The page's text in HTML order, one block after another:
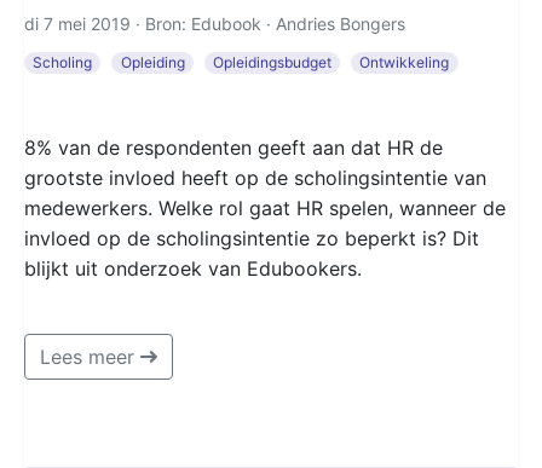
di 7 mei 2019 · Bron: Edubook · Andries Bongers
Scholing Opleiding Opleidingsbudget Ontwikkeling
8% van de respondenten geeft aan dat HR de
grootste invloed heeft op de scholingsintentie van
medewerkers. Welke rol gaat HR spelen, wanneer de
invloed op de scholingsintentie zo beperkt is? Dit
blijkt uit onderzoek van Edubookers.
Lees meer